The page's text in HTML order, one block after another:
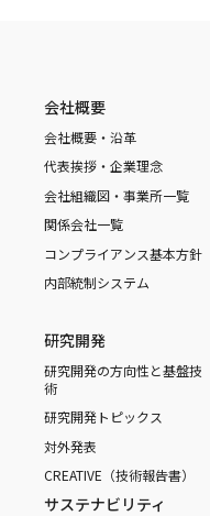
会社概要
会社概要・沿革
代表挨拶・企業理念
会社組織図・事業所一覧
関係会社一覧
コンプライアンス基本方針
内部統制システム
研究開発
研究開発の方向性と基盤技
術
研究開発トピックス
対外発表
CREATIVE（技術報告書）
サステナビリティ